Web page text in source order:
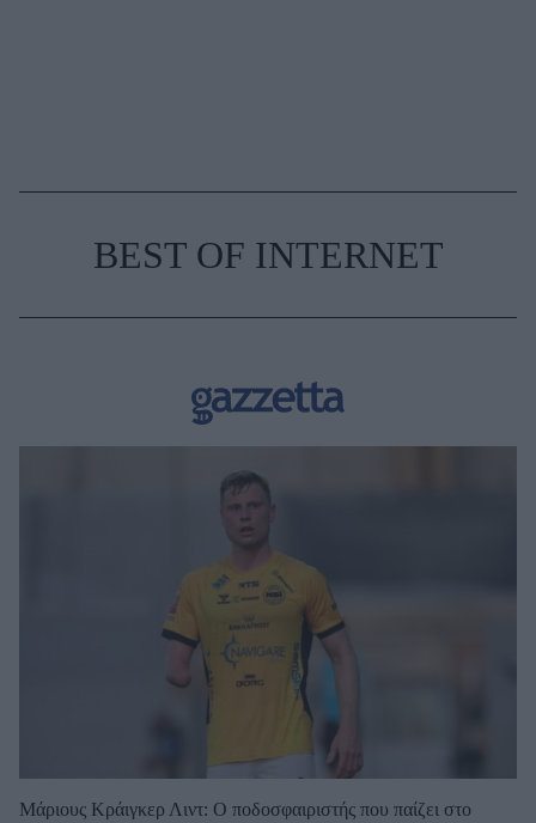
BEST OF INTERNET
Μάριους Κράιγκερ Λιντ: Ο ποδοσφαιριστής που παίζει στο